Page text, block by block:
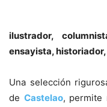
ilustrador,
ensayista,
Una selección
de Castelao, permite